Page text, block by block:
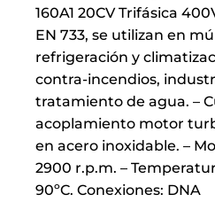
160A1 20CV Trifásica
EN 733, se utilizan en
refrigeración y
contra-incendios,
tratamiento de agua. –
acoplamiento motor
en acero inoxidable. –
2900 r.p.m. –
90ºC.